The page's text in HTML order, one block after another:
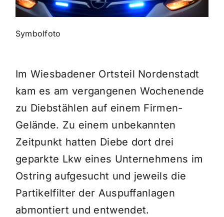
Gewinnspiele
Symbolfoto
Im Wiesbadener Ortsteil Nordenstadt
kam es am vergangenen Wochenende
zu Diebstählen auf einem Firmen-
Gelände. Zu einem unbekannten
Zeitpunkt hatten Diebe dort drei
geparkte Lkw eines Unternehmens im
Ostring aufgesucht und jeweils die
Partikelfilter der Auspuffanlagen
abmontiert und entwendet.